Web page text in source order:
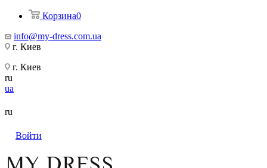
Корзина0
info@my-dress.com.ua
г. Киев
г. Киев
ru
ua
ru
Войти